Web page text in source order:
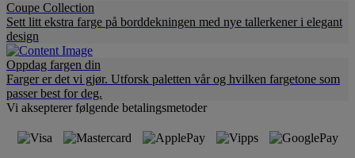
Coupe Collection
Sett litt ekstra farge på borddekningen med nye tallerkener i elegant
design
Oppdag fargen din
Farger er det vi gjør. Utforsk paletten vår og hvilken fargetone som
passer best for deg.
Vi aksepterer følgende betalingsmetoder